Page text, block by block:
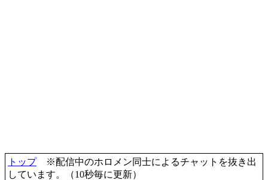
トップ※配信中のホロメン同士によるチャットを抜き出
しています。（10秒毎に更新）